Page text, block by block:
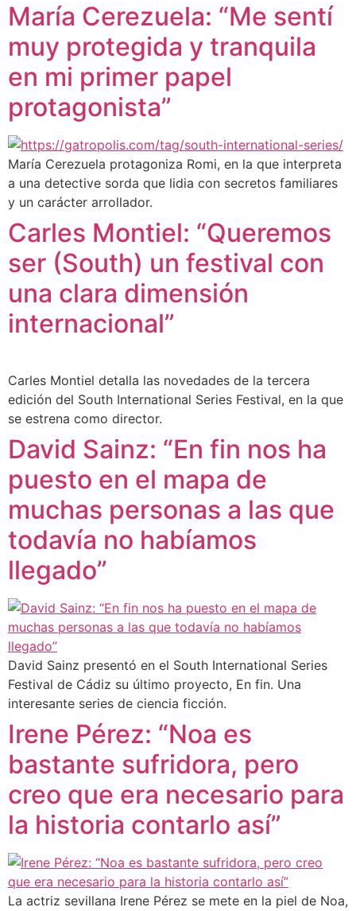
María Cerezuela: “Me sentí
muy protegida y tranquila
en mi primer papel
protagonista”
María Cerezuela protagoniza Romi, en la que interpreta
a una detective sorda que lidia con secretos familiares
y un carácter arrollador.
Carles Montiel: “Queremos
ser (South) un festival con
una clara dimensión
internacional”
Carles Montiel detalla las novedades de la tercera
edición del South International Series Festival, en la que
se estrena como director.
David Sainz: “En fin nos ha
puesto en el mapa de
muchas personas a las que
todavía no habíamos
llegado”
David Sainz presentó en el South International Series
Festival de Cádiz su último proyecto, En fin. Una
interesante series de ciencia ficción.
Irene Pérez: “Noa es
bastante sufridora, pero
creo que era necesario para
la historia contarlo así”
La actriz sevillana Irene Pérez se mete en la piel de Noa,